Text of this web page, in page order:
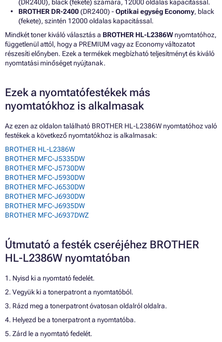
(DR2400), black (fekete) számára, 12000 oldalas kapacitással.
BROTHER DR-2400(DR2400) -Optikai egység Economy, black
(fekete), szintén 12000 oldalas kapacitással.
Mindkét toner kiváló választás a BROTHER HL-L2386W nyomtatóhoz,
függetlenül attól, hogy a PREMIUM vagy az Economy változatot
részesíti előnyben. Ezek a termékek megbízható teljesítményt és kiváló
nyomtatási minőséget nyújtanak.
Ezek a nyomtatófestékek más
nyomtatókhoz is alkalmasak
Az ezen az oldalon található BROTHER HL-L2386W nyomtatóhoz való
festékek a következő nyomtatókhoz is alkalmasak:
BROTHER HL-L2386W
BROTHER MFC-J5335DW
BROTHER MFC-J5730DW
BROTHER MFC-J5930DW
BROTHER MFC-J6530DW
BROTHER MFC-J6930DW
BROTHER MFC-J6935DW
BROTHER MFC-J6937DWZ
Útmutató a festék cseréjéhez BROTHER
HL-L2386W nyomtatóban
1. Nyisd ki a nyomtató fedelét.
2. Vegyük ki a tonerpatront a nyomtatóból.
3. Rázd meg a tonerpatront óvatosan oldalról oldalra.
4. Helyezd be a tonerpatront a nyomtatóba.
5. Zárd le a nyomtató fedelét.